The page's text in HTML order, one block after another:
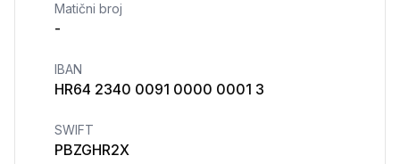
Matični broj
-
IBAN
HR64 2340 0091 0000 0001 3
SWIFT
PBZGHR2X